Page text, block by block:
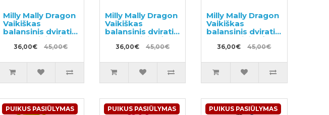
Milly Mally Dragon
Vaikiškas
balansinis dviratis
su metaliniu rėmu
ir rankiniu
36,00€ 45,00€
Milly Mally Dragon
Vaikiškas
balansinis dviratis
su metaliniu rėmu
ir rankiniu
36,00€ 45,00€
Milly Mally Dragon
Vaikiškas
balansinis dviratis
su metaliniu rėmu
ir rankiniu
36,00€ 45,00€
PUIKUS PASIŪLYMAS PUIKUS PASIŪLYMAS PUIKUS PASIŪLYMAS